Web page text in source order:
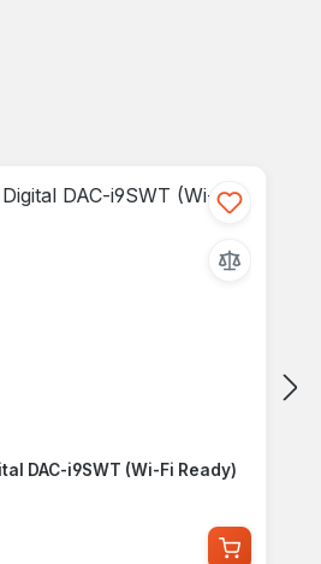
DAC-i9SWT (Wi-Fi Ready)